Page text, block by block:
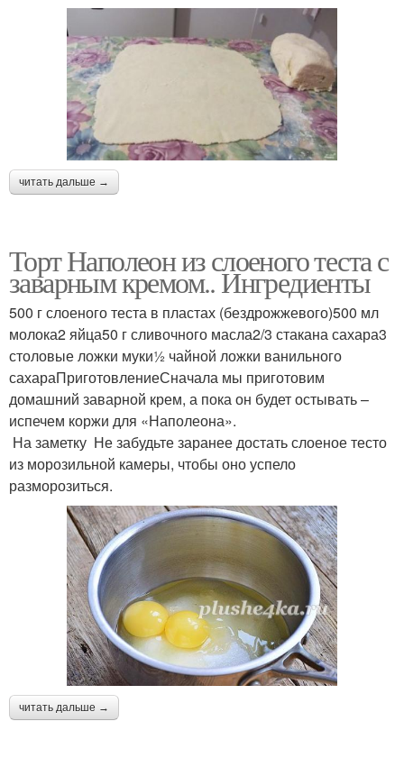
читать дальше →
Торт Наполеон из слоеного теста с
заварным кремом.. Ингредиенты
500 г слоеного теста в пластах (бездрожжевого)500 мл
молока2 яйца50 г сливочного масла2/3 стакана сахара3
столовые ложки муки½ чайной ложки ванильного
сахараПриготовлениеСначала мы приготовим
домашний заварной крем, а пока он будет остывать –
испечем коржи для «Наполеона».
На заметку Не забудьте заранее достать слоеное тесто
из морозильной камеры, чтобы оно успело
разморозиться.
читать дальше →